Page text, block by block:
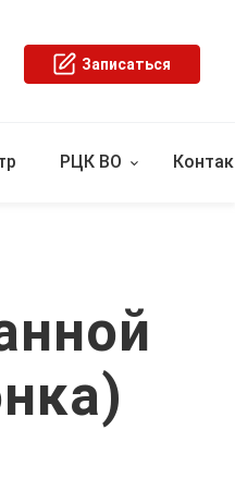
Записаться
РЦК ВО